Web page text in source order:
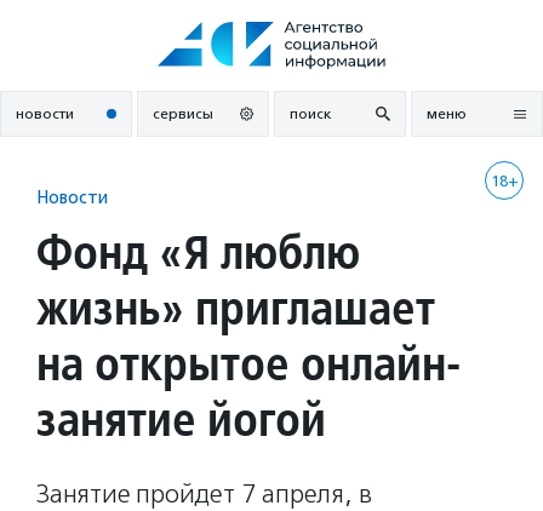
новости сервисы поиск меню
18+
Новости
Фонд «Я люблю
жизнь» приглашает
на открытое онлайн-
занятие йогой
Занятие пройдет 7 апреля, в